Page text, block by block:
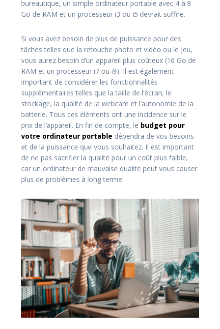
bureautique, un simple ordinateur portable avec 4 à 8
Go de RAM et un processeur i3 ou i5 devrait suffire.
Si vous avez besoin de plus de puissance pour des
tâches telles que la retouche photo et vidéo ou le jeu,
vous aurez besoin d’un appareil plus coûteux (16 Go de
RAM et un processeur i7 ou i9). Il est également
important de considérer les fonctionnalités
supplémentaires telles que la taille de l’écran, le
stockage, la qualité de la webcam et l’autonomie de la
batterie. Tous ces éléments ont une incidence sur le
prix de l’appareil. En fin de compte, le budget pour
votre ordinateur portable dépendra de vos besoins
et de la puissance que vous souhaitez. Il est important
de ne pas sacrifier la qualité pour un coût plus faible,
car un ordinateur de mauvaise qualité peut vous causer
plus de problèmes à long terme.